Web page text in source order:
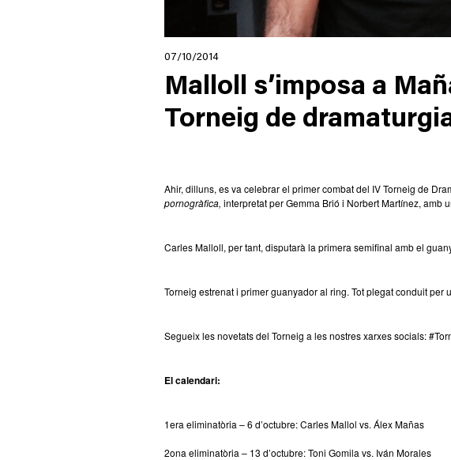
07/10/2014
Malloll s’imposa a
Torneig de
Ahir, dilluns, es va celebrar el primer combat del IV Torneig de
pornogràfica, interpretat per Gemma Brió i Norbert Martínez, amb
Carles Malloll, per tant, disputarà la primera semifinal amb el
Torneig estrenat i primer guanyador al ring. Tot plegat conduit
Segueix les novetats del Torneig a les nostres xarxes socials:
El calendari:
1era eliminatòria – 6 d’octubre: Carles Mallol vs. Álex Mañas
2ona eliminatòria – 13 d’octubre: Toni Gomila vs. Iván Morales